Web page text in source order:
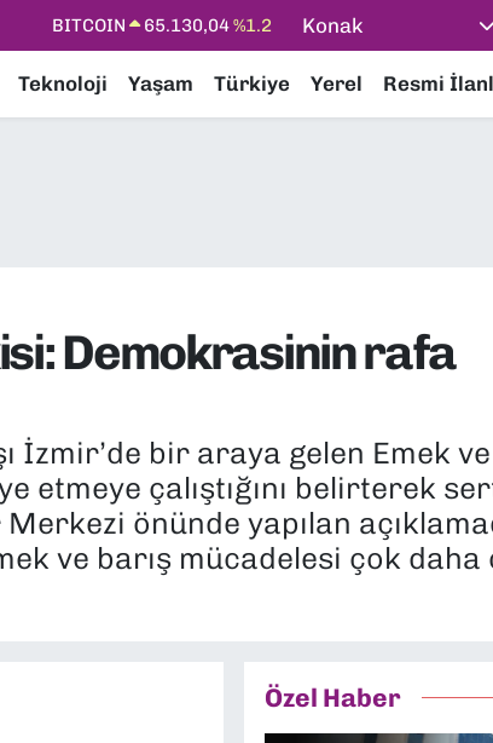
DOLAR 47,7106%0.17
STERLİN
64,4046%0.35
Konak
Teknoloji Yaşam Türkiye Yerel Resmi
Demokrasinin rafa
İzmir’de bir araya gelen Emek
etmeye çalıştığını belirterek
önünde yapılan
ve barış mücadelesi çok daha
Özel Haber